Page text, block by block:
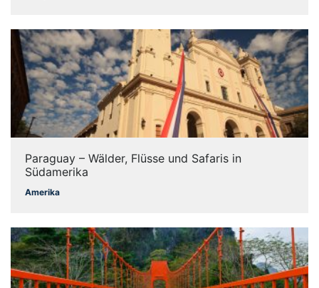
Paraguay – Wälder, Flüsse und Safaris in
Südamerika
Amerika